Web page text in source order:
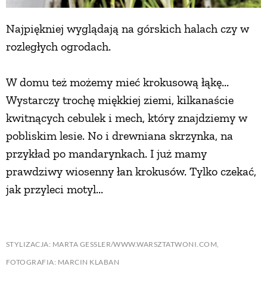
Najpiękniej wyglądają na górskich halach czy w
rozległych ogrodach.
W domu też możemy mieć krokusową łąkę...
Wystarczy trochę miękkiej ziemi, kilkanaście
kwitnących cebulek i mech, który znajdziemy w
pobliskim lesie. No i drewniana skrzynka, na
przykład po mandarynkach. I już mamy
prawdziwy wiosenny łan krokusów. Tylko czekać,
jak przyleci motyl...
STYLIZACJA: MARTA GESSLER/WWW.WARSZTATWONI.COM,
FOTOGRAFIA: MARCIN KLABAN